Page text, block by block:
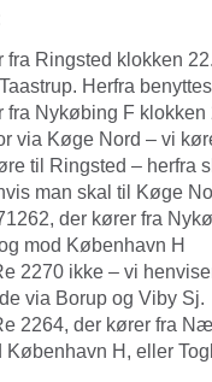
fra Ringsted klokken
Herfra
fra Nykøbing F
via Køge Nord – vi
til Ringsted – herfra
man skal til Køge
der kører fra
mod København H
2270 ikke – vi
via Borup og Viby Sj.
2264, der kører fra
København H, eller